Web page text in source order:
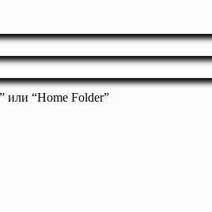
“Home Folder”